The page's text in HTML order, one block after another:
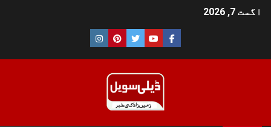
اگست 7, 2026